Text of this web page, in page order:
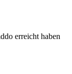
erreicht haben